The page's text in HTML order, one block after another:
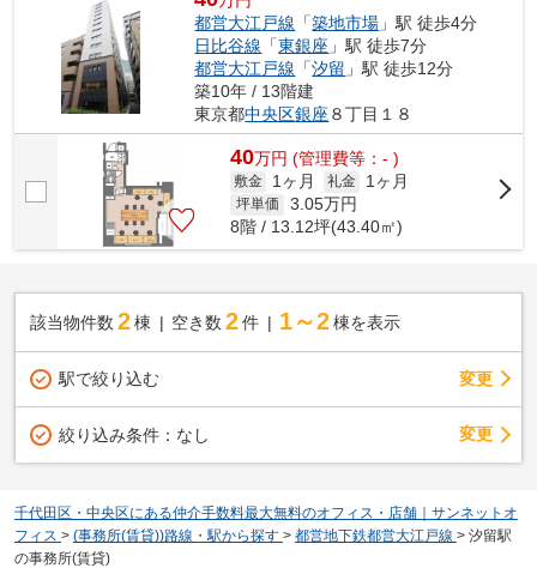
都営大江戸線 「築地市場 」駅 徒歩4分
日比谷線 「東銀座 」駅 徒歩7分
都営大江戸線 「汐留 」駅 徒歩12分
築10年 / 13階建
東京都中央区銀座 ８丁目１８
40万円 (管理費等：- )
敷金 1ヶ月 礼金 1ヶ月
坪単価 3.05万円
8階 / 13.12坪(43.40㎡)
該当物件数 2棟 空き数 2 件 1～2 棟を表示
駅で絞り込む 変更
絞り込み条件： なし 変更
千代田区・中央区にある仲介手数料最大無料のオフィス・店舗｜サンネットオ
フィス > (事務所(賃貸))路線・駅から探す > 都営地下鉄都営大江戸線 > 汐留駅
の事務所(賃貸)